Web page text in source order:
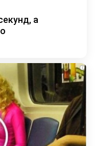
а
i